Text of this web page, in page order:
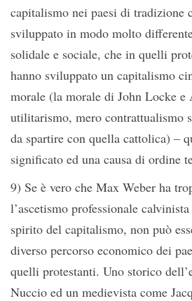
capitalismo nei paesi di tradizione
sviluppato in modo molto
solidale e sociale, che in quelli
hanno sviluppato un capitalismo
morale (la morale di John Locke e
utilitarismo, mero contrattualismo
da spartire con quella cattolica) –
significato ed una causa di ordine
9) Se è vero che Max Weber ha
l’ascetismo professionale
spirito del capitalismo, non può
diverso percorso economico dei
quelli protestanti. Uno storico
Nuccio ed un medievista come